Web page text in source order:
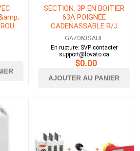
SECTION. 3P EN BOITIER
63A POIGNEE
CADENASSABLE R/J
NEMA4X TYPE UL508
(CSA22.2.n14)
GAZ063SAUL
En rupture: SVP contacter
support@lovato.ca
$0.00
AJOUTER AU PANIER
À 480VAC